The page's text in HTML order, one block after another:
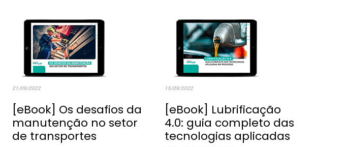
21/09/2022
[eBook] Os desafios da
manutenção no setor
de transportes
15/09/2022
[eBook] Lubrificação
4.0: guia completo das
tecnologias aplicadas